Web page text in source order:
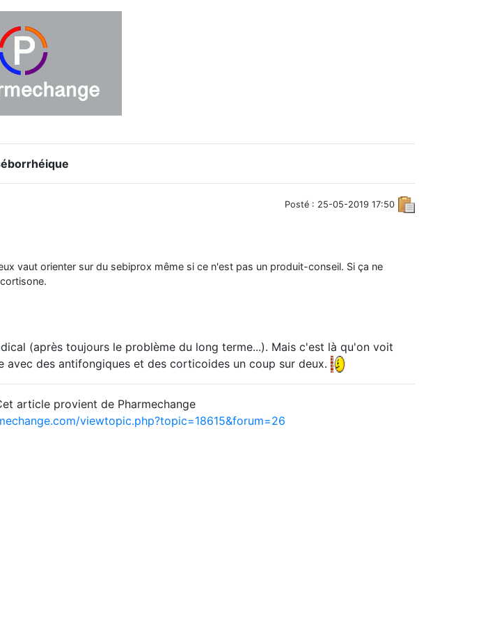
Posté : 25-05-2019 17:50
vaut orienter sur du sebiprox même si ce n'est pas un produit-conseil. Si ça ne
(après toujours le problème du long terme...). Mais c'est là qu'on voit
des antifongiques et des corticoides un coup sur deux.
article provient de Pharmechange
viewtopic.php?topic=18615&forum=26